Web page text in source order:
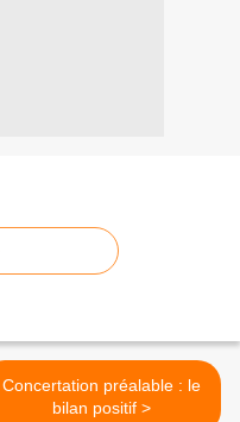
Concertation préalable : le
bilan positif >